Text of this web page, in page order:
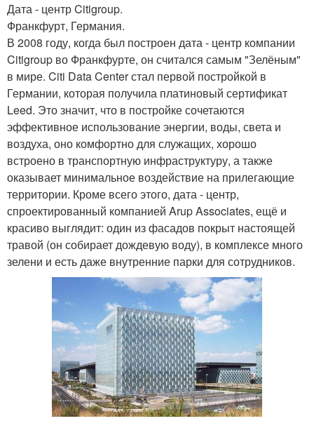
Дата - центр Citigroup.
Франкфурт, Германия.
В 2008 году, когда был построен дата - центр компании
Citigroup во Франкфурте, он считался самым "Зелёным"
в мире. Citi Data Center стал первой постройкой в
Германии, которая получила платиновый сертификат
Leed. Это значит, что в постройке сочетаются
эффективное использование энергии, воды, света и
воздуха, оно комфортно для служащих, хорошо
встроено в транспортную инфраструктуру, а также
оказывает минимальное воздействие на прилегающие
территории. Кроме всего этого, дата - центр,
спроектированный компанией Arup Associates, ещё и
красиво выглядит: один из фасадов покрыт настоящей
травой (он собирает дождевую воду), в комплексе много
зелени и есть даже внутренние парки для сотрудников.